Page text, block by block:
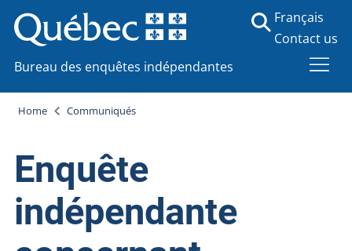
Bureau des enquêtes indépendantes
Français
Contact us
Home Communiqués
Enquête
indépendante